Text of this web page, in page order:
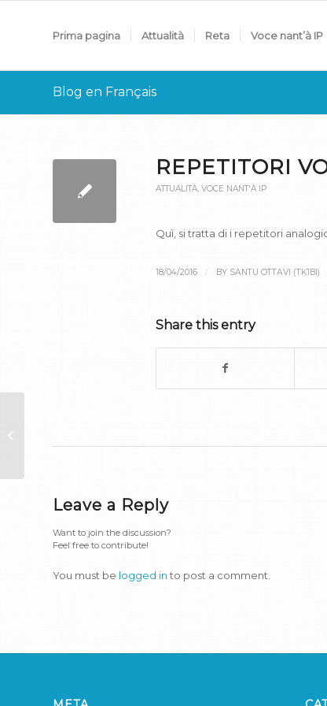
Prima pagina Attualità Reta Voce nant’à IP
Blog en Français
REPETITORI
ATTUALITÀ, VOCE NANT'À IP
Quì, si tratta di i repetitori
18/04/2016 / BY SANTU OTTAVI (TK1BI)
Share this entry
Leave a Reply
Want to join the discussion?
Feel free to contribute!
You must be logged into post a comment.